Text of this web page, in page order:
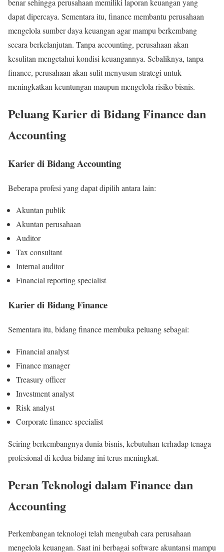
dapat dipercaya. Sementara itu, finance membantu perusahaan
mengelola sumber daya keuangan agar mampu berkembang
secara berkelanjutan. Tanpa accounting, perusahaan akan
kesulitan mengetahui kondisi keuangannya. Sebaliknya, tanpa
finance, perusahaan akan sulit menyusun strategi untuk
meningkatkan keuntungan maupun mengelola risiko bisnis.
Peluang Karier di Bidang Finance dan
Accounting
Karier di Bidang Accounting
Beberapa profesi yang dapat dipilih antara lain:
Akuntan publik
Akuntan perusahaan
Auditor
Tax consultant
Internal auditor
Financial reporting specialist
Karier di Bidang Finance
Sementara itu, bidang finance membuka peluang sebagai:
Financial analyst
Finance manager
Treasury officer
Investment analyst
Risk analyst
Corporate finance specialist
Seiring berkembangnya dunia bisnis, kebutuhan terhadap tenaga
profesional di kedua bidang ini terus meningkat.
Peran Teknologi dalam Finance dan
Accounting
Perkembangan teknologi telah mengubah cara perusahaan
mengelola keuangan. Saat ini berbagai software akuntansi mampu